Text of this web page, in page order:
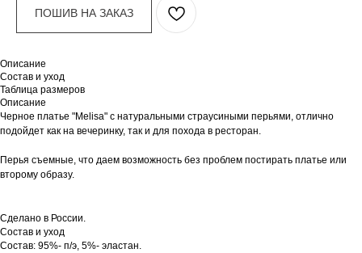
ПОШИВ НА ЗАКАЗ
Описание
Состав и уход
Таблица размеров
Описание
Черное платье "Melisa" с натуральными страусиными перьями, отлично
подойдет как на вечеринку, так и для похода в ресторан.
Перья съемные, что даем возможность без проблем постирать платье или
второму образу.
Сделано в России.
Состав и уход
Состав: 95%- п/э, 5%- эластан.